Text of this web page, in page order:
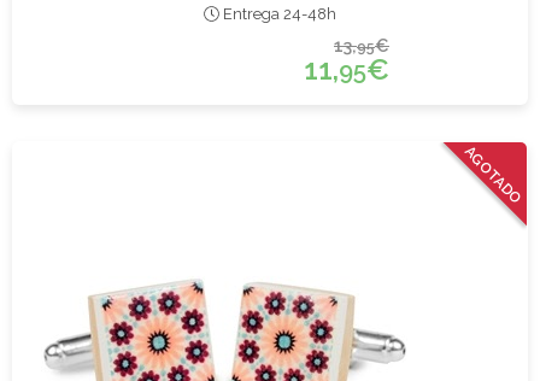
Entrega 24-48h
13,95€
11,95€
AGOTADO